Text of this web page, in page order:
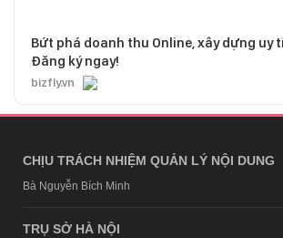
Bứt phá doanh thu Online, xây dựng uy
Đăng ký ngay!
bizfly.vn
CHỊU TRÁCH NHIỆM QUẢN LÝ NỘI DUNG
Bà Nguyễn Bích Minh
TRỤ SỞ HÀ NỘI